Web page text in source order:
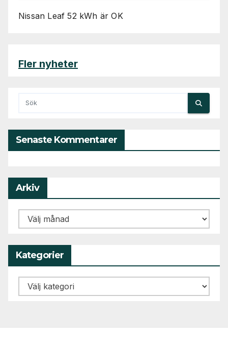
Nissan Leaf 52 kWh är OK
Fler nyheter
Senaste Kommentarer
Arkiv
Arkiv
Kategorier
Kategorier